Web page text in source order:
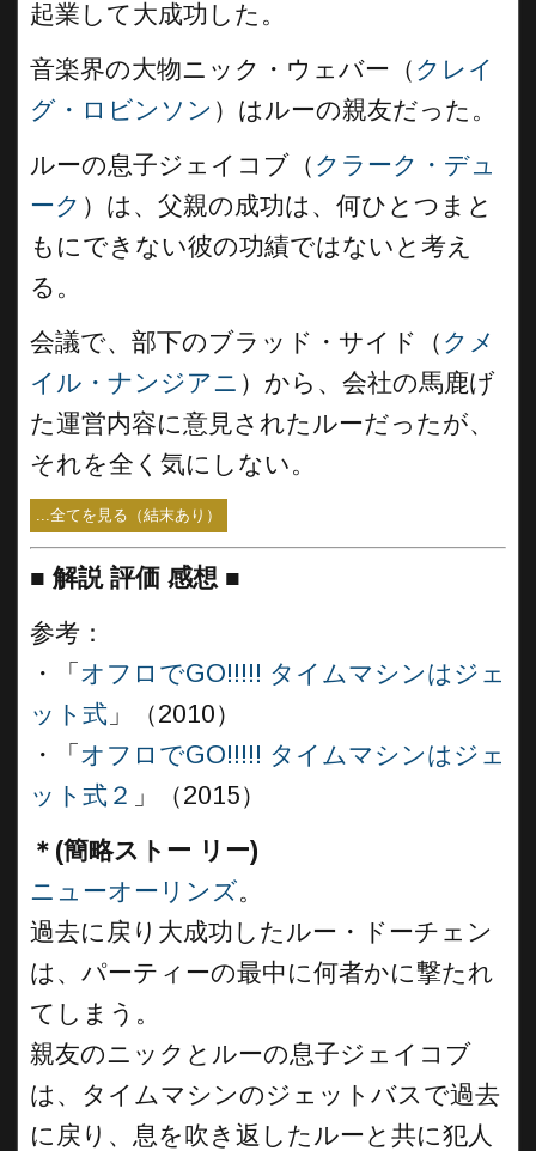
起業して大成功した。
音楽界の大物ニック・ウェバー（ クレイ
グ・ロビンソン ）はルーの親友だった。
ルーの息子ジェイコブ（ クラーク・デュ
ーク ）は、父親の成功は、何ひとつまと
もにできない彼の功績ではないと考え
る。
会議で、部下のブラッド・サイド（ クメ
イル・ナンジアニ ）から、会社の馬鹿げ
た運営内容に意見されたルーだったが、
それを全く気にしない。
...全てを見る（結末あり）
■ 解説 評価 感想 ■
参考：
・「 オフロでGO!!!!! タイムマシンはジェ
ット式 」（2010）
・「 オフロでGO!!!!! タイムマシンはジェ
ット式２ 」（2015）
＊(簡略ストー リー)
ニューオーリンズ。
過去に戻り大成功したルー・ドーチェン
は、パーティーの最中に何者かに撃たれ
てしまう。
親友のニックとルーの息子ジェイコブ
は、タイムマシンのジェットバスで過去
に戻り、息を吹き返したルーと共に犯人